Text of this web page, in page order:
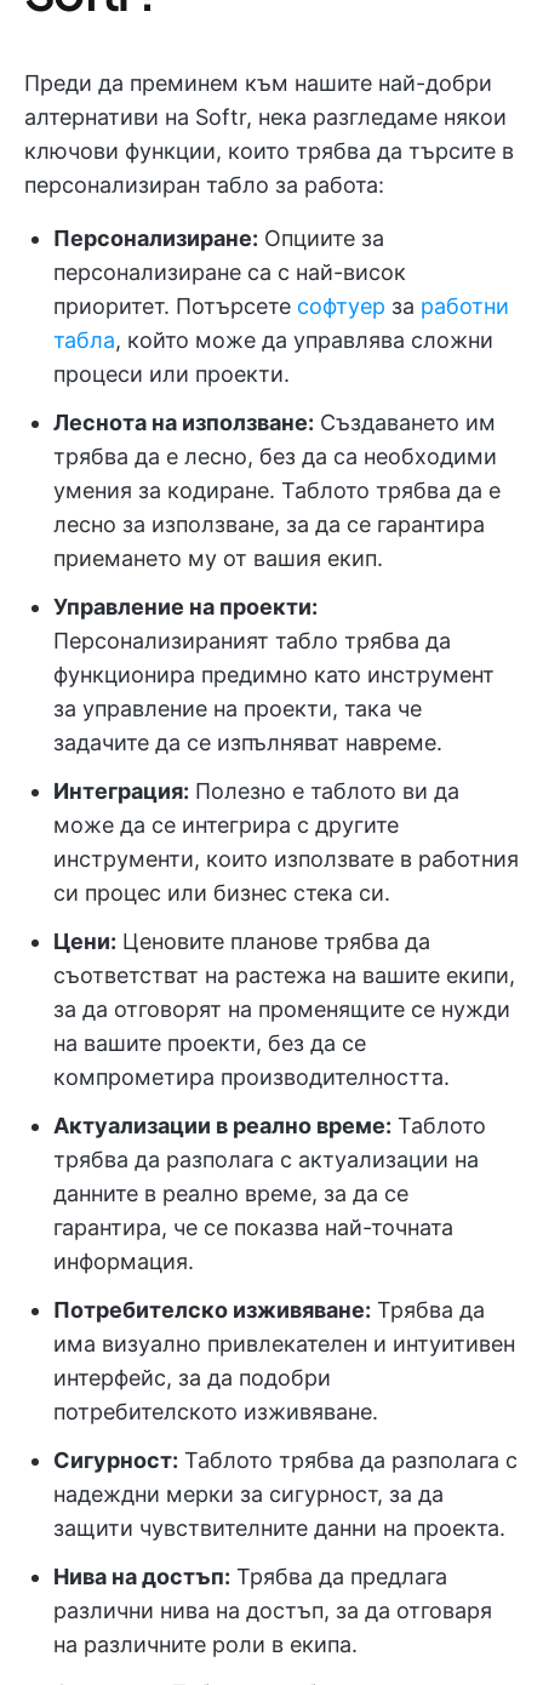
Преди да преминем към нашите най-добри
алтернативи на Softr, нека разгледаме някои
ключови функции, които трябва да търсите в
персонализиран табло за работа:
Персонализиране: Опциите за
персонализиране са с най-висок
приоритет. Потърсете софтуер за работни
табла, който може да управлява сложни
процеси или проекти.
Леснота на използване: Създаването им
трябва да е лесно, без да са необходими
умения за кодиране. Таблото трябва да е
лесно за използване, за да се гарантира
приемането му от вашия екип.
Управление на проекти:
Персонализираният табло трябва да
функционира предимно като инструмент
за управление на проекти, така че
задачите да се изпълняват навреме.
Интеграция: Полезно е таблото ви да
може да се интегрира с другите
инструменти, които използвате в работния
си процес или бизнес стека си.
Цени: Ценовите планове трябва да
съответстват на растежа на вашите екипи,
за да отговорят на променящите се нужди
на вашите проекти, без да се
компрометира производителността.
Актуализации в реално време: Таблото
трябва да разполага с актуализации на
данните в реално време, за да се
гарантира, че се показва най-точната
информация.
Потребителско изживяване: Трябва да
има визуално привлекателен и интуитивен
интерфейс, за да подобри
потребителското изживяване.
Сигурност: Таблото трябва да разполага с
надеждни мерки за сигурност, за да
защити чувствителните данни на проекта.
Нива на достъп: Трябва да предлага
различни нива на достъп, за да отговаря
на различните роли в екипа.